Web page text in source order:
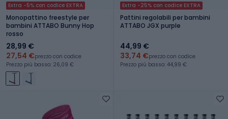
Extra -5% con codice EXTRA
Monopattino freestyle per
bambini ATTABO Bunny Hop
rosso
28,99 €
27,54 €prezzo con codice
Prezzo più basso: 26,09 €
Extra -25% con codice EXTRA
Pattini regolabili per bambini
ATTABO JGX purple
44,99 €
33,74 €prezzo con codice
Prezzo più basso: 44,99 €